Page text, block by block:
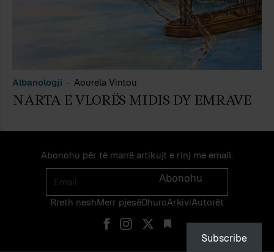
Albanologji Aourela Vintou
NARTA E VLORËS MIDIS DY EMRAVE
Abonohu për të marrë artikujt e rinj me email.
Email
Abonohu
Rreth neshMerr pjes​​ë​DhuroArkiviAutorët
Subscribe